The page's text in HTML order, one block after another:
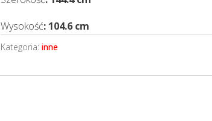
Wysokość: 104.6 cm
Kategoria:inne